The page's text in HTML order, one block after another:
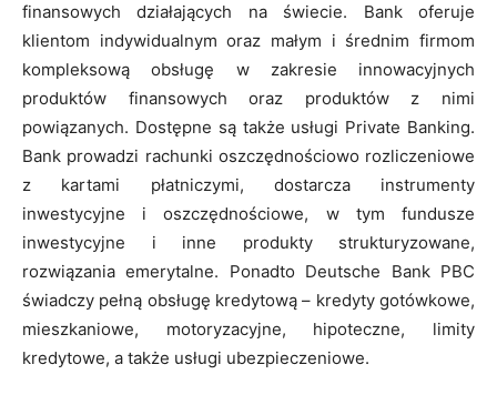
finansowych działających na świecie. Bank oferuje
klientom indywidualnym oraz małym i średnim firmom
kompleksową obsługę w zakresie innowacyjnych
produktów finansowych oraz produktów z nimi
powiązanych. Dostępne są także usługi Private Banking.
Bank prowadzi rachunki oszczędnościowo rozliczeniowe
z kartami płatniczymi, dostarcza instrumenty
inwestycyjne i oszczędnościowe, w tym fundusze
inwestycyjne i inne produkty strukturyzowane,
rozwiązania emerytalne. Ponadto Deutsche Bank PBC
świadczy pełną obsługę kredytową – kredyty gotówkowe,
mieszkaniowe, motoryzacyjne, hipoteczne, limity
kredytowe, a także usługi ubezpieczeniowe.